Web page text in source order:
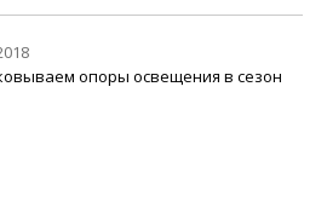
опоры освещения в сезон